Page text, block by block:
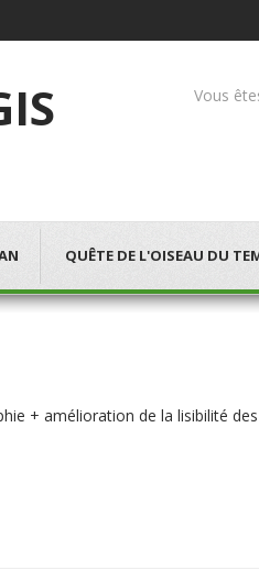
Vous
QUÊTE DE L'OISEAU DU
+ amélioration de la lisibilité